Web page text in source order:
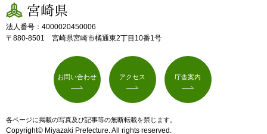
宮崎県
法人番号：4000020450006
〒880-8501 宮崎県宮崎市橘通東2丁目10番1号
お問い合わせ アクセス 庁舎案内
各ページに掲載の写真及び記事等の無断転載を禁じます。
Copyright© Miyazaki Prefecture. All rights reserved.